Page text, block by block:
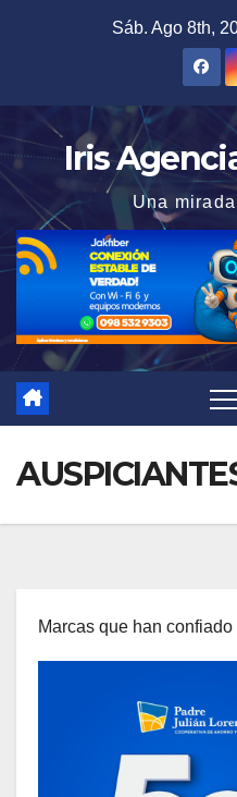
Sáb. Ago 8th,
Iris
Una
Marcas que han confiado